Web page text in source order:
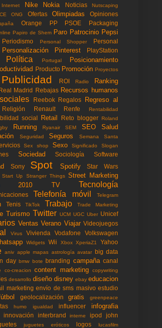
Nike Nokia Noticias
Nutscaping
ONG Ofertas Olimpiadas Opiniones
Orange PP PSOE Packaging
Papiro de Shem Paro Patrocinio Pepsi
Periodismo Personal Shopper
Personal
Personalización Pinterest
PlayStation
Política Portugal Posicionamiento
Producto Promoción Proyectos
Publicidad ROI Radio Ranking
Madrid Rebajas Recursos humanos
Reebok Regalos
Regreso al
Religión Renault Renfe Rentabilidad
social Retail Reto blogger Roland
Running Ryanair SEM SEO
Salud
Seguridad Seguros Semana Santa
Sex shop Sexo Significado Slogan
Sociedad Sociología Software
Sony Spot Spotify
Star Wars
Start Up Stranger Things Street Marketing
2010
TV Tecnología
Telefonía móvil Telegram
Tenis TikTok Trabajo Trade Marketing
Turismo Twitter UCM UGC Uber Unicef
Ventas Verano Viajar Videojuegos
Virus Vivienda Vodafone Volkswagen
Widgets Wii Xbox XperiaZ1 Yahoo
aniv apple mapas astrología avatar big data
day bmw bote branding campaña canal
co-creacion content marketing copywriting
desarrollo diseño disney ebay educacion
marketing envío de sms masivo estudio
geolocalización gratis greenpeace
humo igualdad influencer
infografia
innovación interbrand interne ipod
john
juguetes eróticos logos lucasfilm